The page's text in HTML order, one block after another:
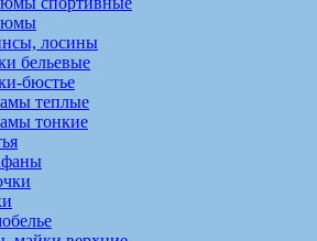
лосины
бельевые
бюстье
теплые
тонкие